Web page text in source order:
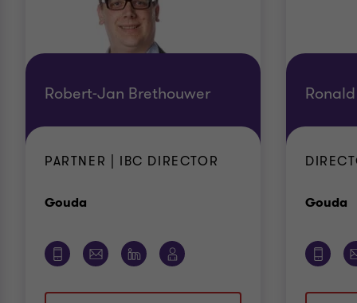
Robert-Jan Brethouwer
PARTNER | IBC DIRECTOR
Gouda Gouda